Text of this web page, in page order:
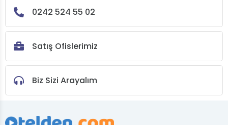
0242 524 55 02
Satış Ofislerimiz
Biz Sizi Arayalım